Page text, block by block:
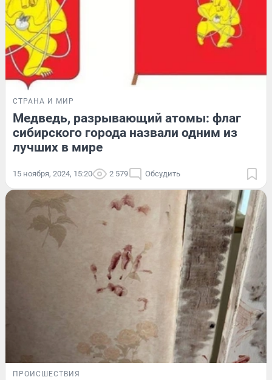
СТРАНА И МИР
Медведь, разрывающий атомы: флаг
сибирского города назвали одним из
лучших в мире
15 ноября, 2024, 15:20 2 579 Обсудить
ПРОИСШЕСТВИЯ